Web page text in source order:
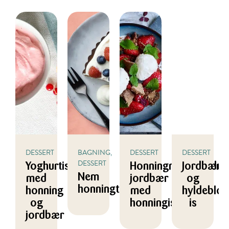
DESSERT
Yoghurtis
med
honning
og
jordbær
BAGNING,
DESSERT
Nem
honningtærte
DESSERT
Honningmarinerede
jordbær
med
honningis
DESSERT
Jordbær-
og
is